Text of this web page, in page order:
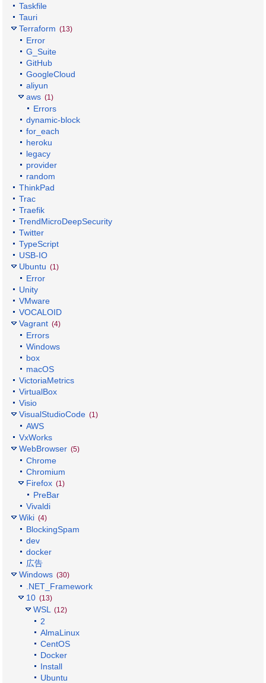
Taskfile
Tauri
Terraform (13)
Error
G_Suite
GitHub
GoogleCloud
aliyun
aws (1)
Errors
dynamic-block
for_each
heroku
legacy
provider
random
ThinkPad
Trac
Traefik
TrendMicroDeepSecurity
Twitter
TypeScript
USB-IO
Ubuntu (1)
Error
Unity
VMware
VOCALOID
Vagrant (4)
Errors
Windows
box
macOS
VictoriaMetrics
VirtualBox
Visio
VisualStudioCode (1)
AWS
VxWorks
WebBrowser (5)
Chrome
Chromium
Firefox (1)
PreBar
Vivaldi
Wiki (4)
BlockingSpam
dev
docker
広告
Windows (30)
.NET_Framework
10 (13)
WSL (12)
2
AlmaLinux
CentOS
Docker
Install
Ubuntu